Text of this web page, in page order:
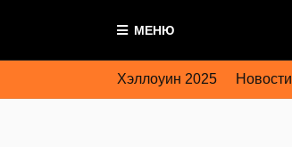
МЕНЮ
Хэллоуин 2025 Новости